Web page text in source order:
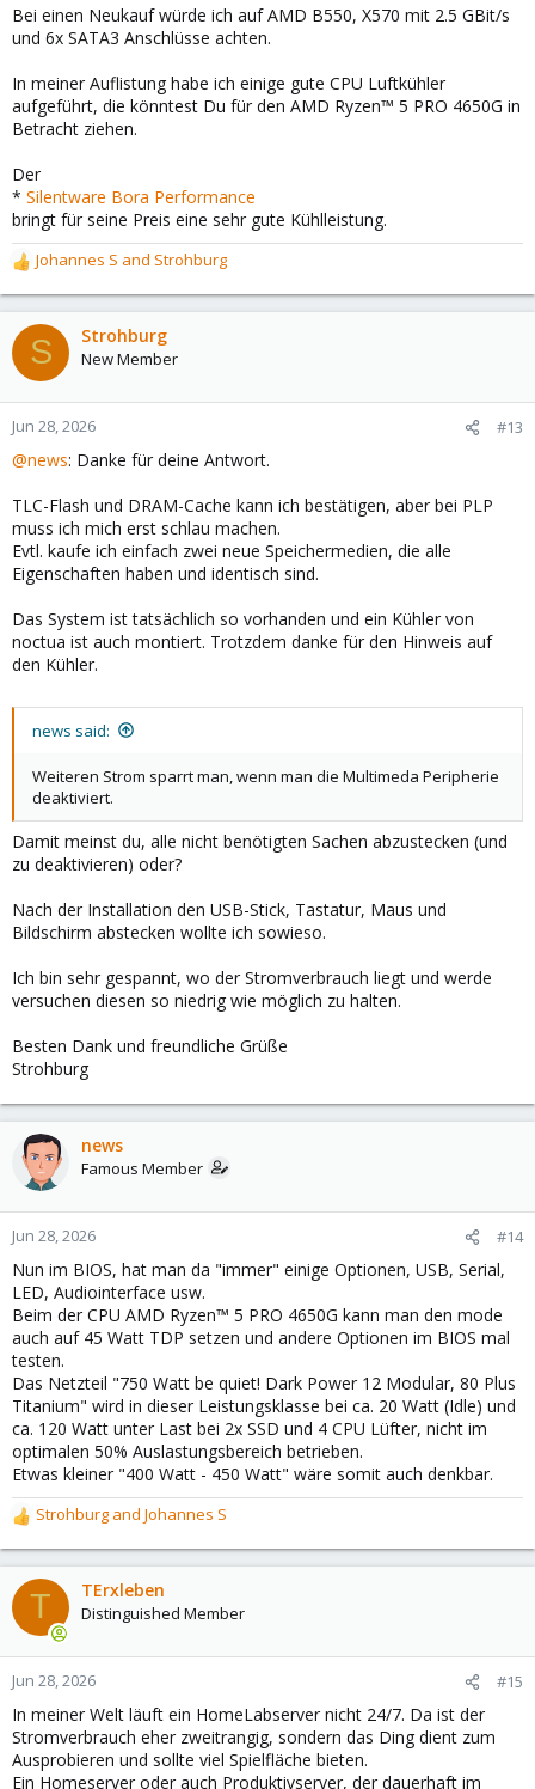
Bei einen Neukauf würde ich auf AMD B550, X570 mit 2.5 GBit/s
und 6x SATA3 Anschlüsse achten.
In meiner Auflistung habe ich einige gute CPU Luftkühler
aufgeführt, die könntest Du für den AMD Ryzen™ 5 PRO 4650G in
Betracht ziehen.
Der
* Silentware Bora Performance
bringt für seine Preis eine sehr gute Kühlleistung.
R
e
a
c
t
o
n
s
:
Johannes S and Strohburg
S Strohburg
New Member
Jun 28, 2026 #13
@news: Danke für deine Antwort.
TLC-Flash und DRAM-Cache kann ich bestätigen, aber bei PLP
muss ich mich erst schlau machen.
Evtl. kaufe ich einfach zwei neue Speichermedien, die alle
Eigenschaften haben und identisch sind.
Das System ist tatsächlich so vorhanden und ein Kühler von
noctua ist auch montiert. Trotzdem danke für den Hinweis auf
den Kühler.
news said:
Weiteren Strom sparrt man, wenn man die Multimeda Peripherie
deaktiviert.
Damit meinst du, alle nicht benötigten Sachen abzustecken (und
zu deaktivieren) oder?
Nach der Installation den USB-Stick, Tastatur, Maus und
Bildschirm abstecken wollte ich sowieso.
Ich bin sehr gespannt, wo der Stromverbrauch liegt und werde
versuchen diesen so niedrig wie möglich zu halten.
Besten Dank und freundliche Grüße
Strohburg
news
Famous Member
Jun 28, 2026 #14
Nun im BIOS, hat man da "immer" einige Optionen, USB, Serial,
LED, Audiointerface usw.
Beim der CPU AMD Ryzen™ 5 PRO 4650G kann man den mode
auch auf 45 Watt TDP setzen und andere Optionen im BIOS mal
testen.
Das Netzteil "750 Watt be quiet! Dark Power 12 Modular, 80 Plus
Titanium" wird in dieser Leistungsklasse bei ca. 20 Watt (Idle) und
ca. 120 Watt unter Last bei 2x SSD und 4 CPU Lüfter, nicht im
optimalen 50% Auslastungsbereich betrieben.
Etwas kleiner "400 Watt - 450 Watt" wäre somit auch denkbar.
R
e
a
c
t
o
n
s
:
Strohburg and Johannes S
T TErxleben
Distinguished Member
Jun 28, 2026 #15
In meiner Welt läuft ein HomeLabserver nicht 24/7. Da ist der
Stromverbrauch eher zweitrangig, sondern das Ding dient zum
Ausprobieren und sollte viel Spielfläche bieten.
Ein Homeserver oder auch Produktivserver, der dauerhaft im